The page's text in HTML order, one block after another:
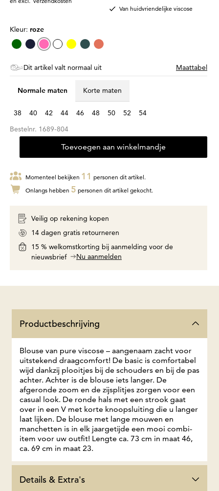
Van huidvriendelijke viscose
Kleur: roze
Dit artikel valt normaal uit Maattabel
Normale maten Korte maten
38 40 42 44 46 48 50 52
54
Bestelnr. 1689-804
Toevoegen aan winkelmandje
Momenteel bekijken 11 personen dit artikel.
Onlangs hebben 5 personen dit artikel gekocht.
Veilig op rekening kopen
14 dagen gratis retourneren
15 % welkomstkorting bij aanmelding voor de
nieuwsbrief
Nu aanmelden
Productbeschrijving
Blouse van pure viscose – aangenaam zacht voor
uitstekend draagcomfort! De basic is comfortabel
wijd dankzij plooitjes bij de schouders en bij de pas
achter. Achter is de blouse iets langer. De
afgeronde zoom en de zijsplitjes zorgen voor een
casual look. De ronde hals met een strook gaat
over in een V met korte knoopsluiting die u langer
laat lijken. De blouse met lange mouwen en
manchetten is in elk jaargetijde een mooi combi-
item voor uw outfit! Lengte ca. 73 cm in maat 46,
ca. 69 cm in maat 23.
Details & Extra's